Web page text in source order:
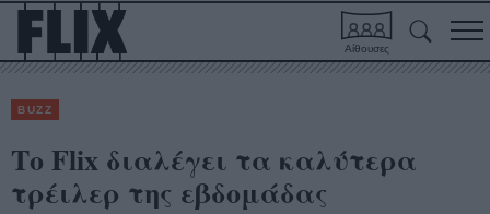
Αίθουσες
BUZZ
Το Flix διαλέγει τα καλύτερα
τρέιλερ της εβδομάδας